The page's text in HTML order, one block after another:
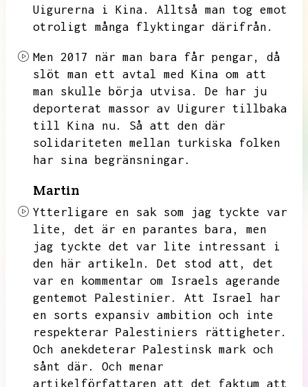
Uigurerna i Kina.
Alltså man tog emot
otroligt många flyktingar därifrån.
Men 2017 när man bara får pengar,
då
slöt man ett avtal med Kina om att
man skulle börja utvisa.
De har ju
deporterat massor av Uigurer tillbaka
till Kina nu.
Så att den där
solidariteten mellan turkiska folken
har sina begränsningar.
Martin
Ytterligare en sak som jag tyckte var
lite,
det är en parantes bara,
men
jag tyckte det var lite intressant i
den här artikeln.
Det stod att,
det
var en kommentar om Israels agerande
gentemot Palestinier.
Att Israel har
en sorts expansiv ambition och inte
respekterar Palestiniers rättigheter.
Och anekdeterar Palestinsk mark och
sånt där.
Och menar
artikelförfattaren att det faktum att